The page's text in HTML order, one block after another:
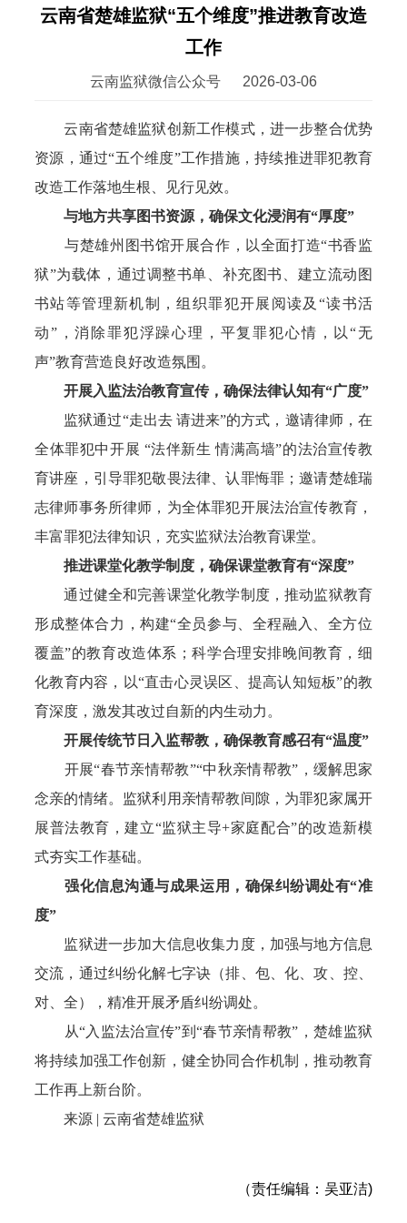
云南省楚雄监狱“五个维度”推进教育改造
工作
云南监狱微信公众号 2026-03-06
云南省楚雄监狱创新工作模式，进一步整合优势
资源，通过“五个维度”工作措施，持续推进罪犯教育
改造工作落地生根、见行见效。
与地方共享图书资源，确保文化浸润有“厚度”
与楚雄州图书馆开展合作，以全面打造“书香监
狱”为载体，通过调整书单、补充图书、建立流动图
书站等管理新机制，组织罪犯开展阅读及“读书活
动”，消除罪犯浮躁心理，平复罪犯心情，以“无
声”教育营造良好改造氛围。
开展入监法治教育宣传，确保法律认知有“广度”
监狱通过“走出去 请进来”的方式，邀请律师，在
全体罪犯中开展 “法伴新生 情满高墙”的法治宣传教
育讲座，引导罪犯敬畏法律、认罪悔罪；邀请楚雄瑞
志律师事务所律师，为全体罪犯开展法治宣传教育，
丰富罪犯法律知识，充实监狱法治教育课堂。
推进课堂化教学制度，确保课堂教育有“深度”
通过健全和完善课堂化教学制度，推动监狱教育
形成整体合力，构建“全员参与、全程融入、全方位
覆盖”的教育改造体系；科学合理安排晚间教育，细
化教育内容，以“直击心灵误区、提高认知短板”的教
育深度，激发其改过自新的内生动力。
开展传统节日入监帮教，确保教育感召有“温度”
开展“春节亲情帮教”“中秋亲情帮教”，缓解思家
念亲的情绪。监狱利用亲情帮教间隙，为罪犯家属开
展普法教育，建立“监狱主导+家庭配合”的改造新模
式夯实工作基础。
强化信息沟通与成果运用，确保纠纷调处有“准
度”
监狱进一步加大信息收集力度，加强与地方信息
交流，通过纠纷化解七字诀（排、包、化、攻、控、
对、全），精准开展矛盾纠纷调处。
从“入监法治宣传”到“春节亲情帮教”，楚雄监狱
将持续加强工作创新，健全协同合作机制，推动教育
工作再上新台阶。
来源 | 云南省楚雄监狱
（责任编辑：吴亚洁)